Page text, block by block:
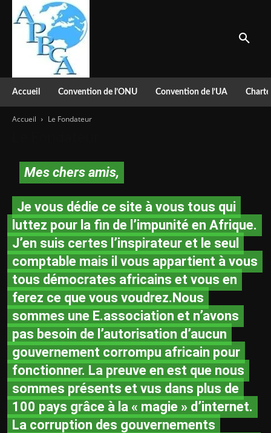
Accueil Convention de l’ONU Convention de l’UA
Accueil Le Fondateur
Mes chers amis,
Je vous dédie ce site à vous tous qui
luttez pour la fin de l’impunité en Afrique.
J’en suis certes l’inspirateur et le seul
comptable mais il vous appartient à vous
tous démocrates africains et vous en
ferez ce que vous voudrez.Nous
sommes une E.association et n’avons
pas besoin de l’autorisation d’aucun
gouvernement corrompu africain pour
fonctionner. La preuve en est que nous
sommes présents et vus dans plus de
100 pays grâce à la « magie » d’internet.
La corruption des gouvernements